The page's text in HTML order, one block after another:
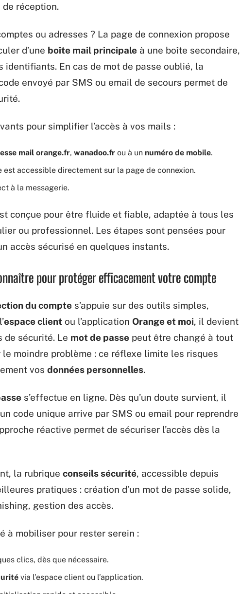
réception.
ou adresses ? La page de connexion propose
d’une boîte mail principale à une boîte secondaire,
identifiants. En cas de mot de passe oublié, la
envoyé par SMS ou email de secours permet de
pour simplifier l’accès à vos mails :
mail orange.fr, wanadoo.fr ou à un numéro de mobile.
accessible directement sur la page de connexion.
à la messagerie.
conçue pour être fluide et fiable, adaptée à tous les
ou professionnel. Les étapes sont pensées pour
accès sécurisé en quelques instants.
pour protéger efficacement votre compte
du compte s’appuie sur des outils simples,
espace client ou l’application Orange et moi, il devient
de sécurité. Le mot de passe peut être changé à tout
le moindre problème : ce réflexe limite les risques
vos données personnelles.
s’effectue en ligne. Dès qu’un doute survient, il
code unique arrive par SMS ou email pour reprendre
réactive permet de sécuriser l’accès dès la
la rubrique conseils sécurité, accessible depuis
pratiques : création d’un mot de passe solide,
gestion des accès.
à mobiliser pour rester serein :
clics, dès que nécessaire.
via l’espace client ou l’application.